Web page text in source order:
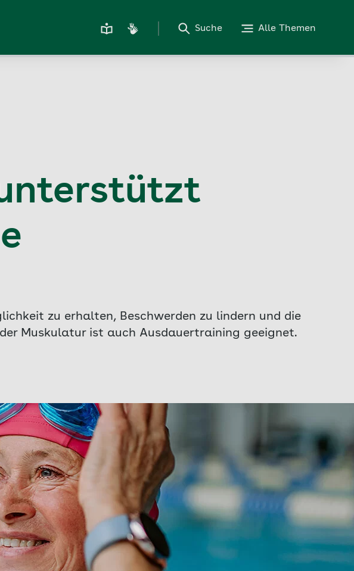
Suche Alle Themen
zu erhalten, Beschwerden zu lindern und die
Muskulatur ist auch Ausdauertraining geeignet.